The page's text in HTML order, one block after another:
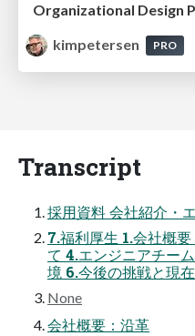
kimpetersen
PRO
Transcript
採用資料 会社紹介・
7.福利厚生 1.会社概
て 4.エンジニアチー
境 6.今後の挑戦と現
None
会社概要：沿革